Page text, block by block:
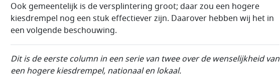
Ook gemeentelijk is de versplintering groot; daar zou een hogere
kiesdrempel nog een stuk effectiever zijn. Daarover hebben wij het in
een volgende beschouwing.
Dit is de eerste column in een serie van twee over de wenselijkheid van
een hogere kiesdrempel, nationaal en lokaal.